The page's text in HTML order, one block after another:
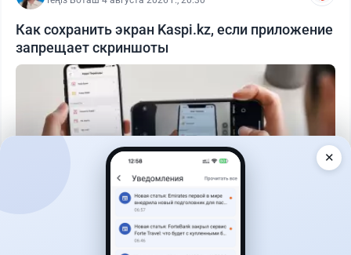
Как сохранить экран Kaspi.kz, если приложение
запрещает скриншоты
✕